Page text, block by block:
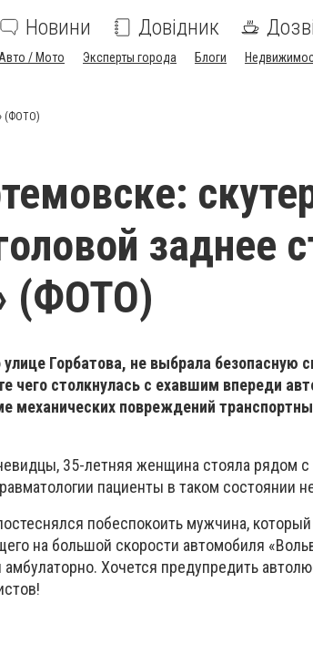
Новини Довідник
Авто / Мото Эксперты города Блоги
(ФОТО)
заднее
(ФОТО)
Горбатова, не выбрала безопасную
чего столкнулась с ехавшим впереди
механических повреждений
35-летняя женщина стояла рядом
пациенты в таком состоянии
побеспокоить мужчина,
на большой скорости автомобиля
Хочется предупредить